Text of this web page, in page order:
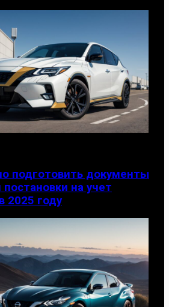
подготовить документы
на учет
2025 году